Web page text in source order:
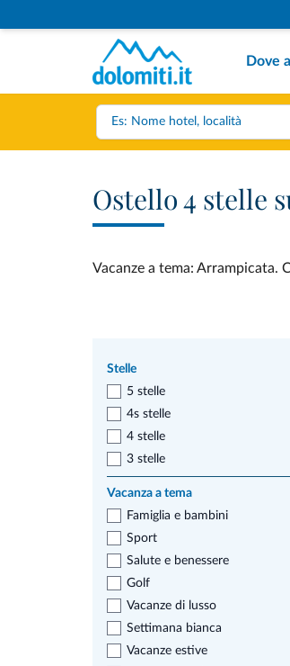
Dove
Ostello 4 stelle
Vacanze a tema:
Stelle
5 stelle
4s stelle
4 stelle
3 stelle
Vacanza a tema
Famiglia e bambini
Sport
Salute e benessere
Golf
Vacanze di lusso
Settimana bianca
Vacanze estive